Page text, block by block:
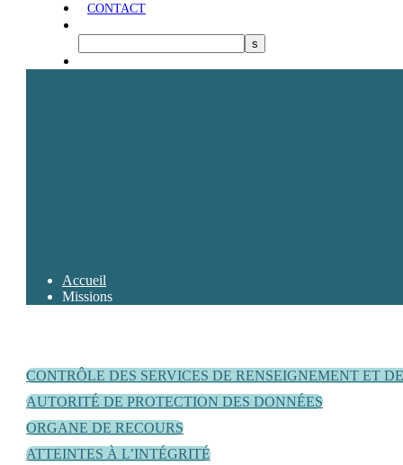
CONTACT
Accueil
Missions
CONTRÔLE DES SERVICES DE RENSEIGNEMENT ET
AUTORITÉ DE PROTECTION DES DONNÉES
ORGANE DE RECOURS
ATTEINTES À L’INTÉGRITÉ